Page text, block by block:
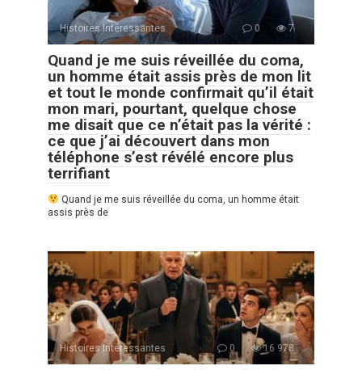
Histoires Intéressantes 0 7
Quand je me suis réveillée du coma,
un homme était assis près de mon lit
et tout le monde confirmait qu’il était
mon mari, pourtant, quelque chose
me disait que ce n’était pas la vérité :
ce que j’ai découvert dans mon
téléphone s’est révélé encore plus
terrifiant
Quand je me suis réveillée du coma, un homme était
assis près de
Histoires Intéressantes 0 16 978